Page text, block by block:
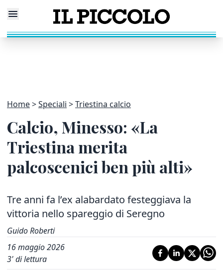
Home Speciali Triestina calcio
Calcio, Minesso: «La
Triestina merita
palcoscenici ben più alti»
Tre anni fa l’ex alabardato festeggiava la
vittoria nello spareggio di Seregno
Guido Roberti
16 maggio 2026
3' di lettura